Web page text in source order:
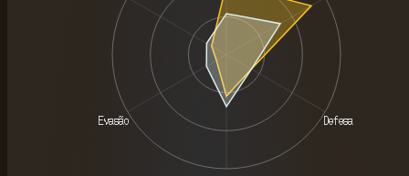
Defesa
Evasão